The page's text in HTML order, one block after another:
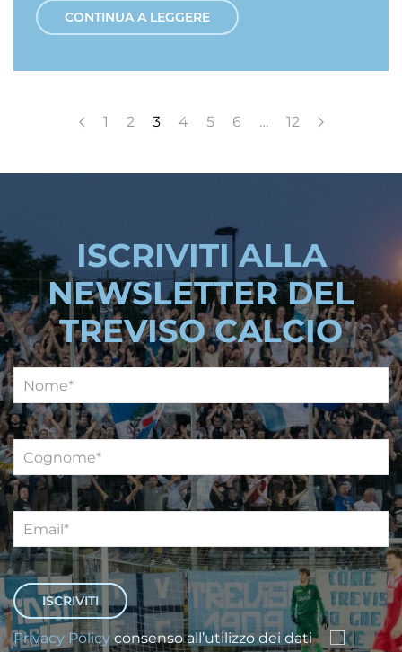
CONTINUA A LEGGERE
1 2 3 4 5 6 … 12
ISCRIVITI ALLA
NEWSLETTER DEL
TREVISO CALCIO
Privacy Policyconsenso all’utilizzo dei dati